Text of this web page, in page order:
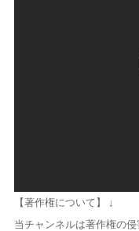
【著作権について】 ↓
当チャンネルは著作権の